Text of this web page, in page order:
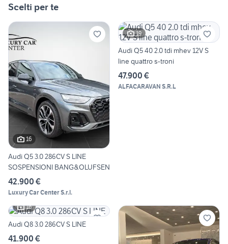
Scelti per te
16
Audi Q5 3.0 286CV S LINE
SOSPENSIONI BANG&OLUFSEN
42.900 €
Luxury Car Center S.r.l.
19
Audi Q5 40 2.0 tdi mhev 12V S
line quattro s-troni
47.900 €
ALFACARAVAN S.R.L
16
Audi Q8 3.0 286CV S LINE
41.900 €